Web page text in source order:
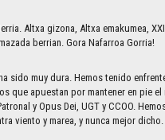
Altxa gizona, Altxa emakumea, XXI.
berrian. Gora Nafarroa Gorria!
sido muy dura. Hemos tenido
que apuestan por mantener en pie el
y Opus Dei, UGT y CCOO.
viento y marea, y nunca mejor dicho.